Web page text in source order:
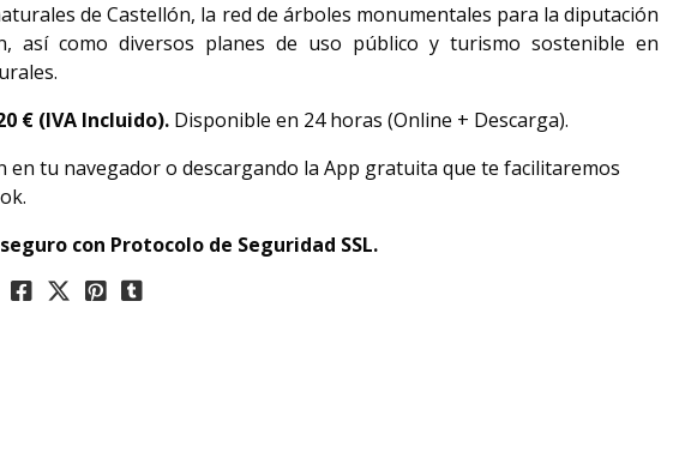
de Castellón, la red de árboles monumentales para la diputación
así como diversos planes de uso público y turismo sostenible en
€ (IVA Incluido). Disponible en 24 horas (Online + Descarga).
en tu navegador o descargando la App gratuita que te facilitaremos
con Protocolo de Seguridad SSL.